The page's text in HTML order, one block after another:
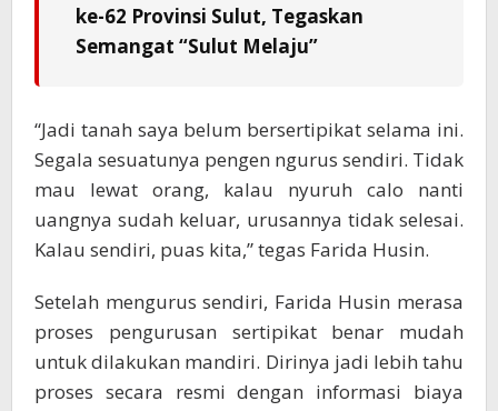
ke-62 Provinsi Sulut, Tegaskan
Semangat “Sulut Melaju”
“Jadi tanah saya belum bersertipikat selama ini.
Segala sesuatunya pengen ngurus sendiri. Tidak
mau lewat orang, kalau nyuruh calo nanti
uangnya sudah keluar, urusannya tidak selesai.
Kalau sendiri, puas kita,” tegas Farida Husin.
Setelah mengurus sendiri, Farida Husin merasa
proses pengurusan sertipikat benar mudah
untuk dilakukan mandiri. Dirinya jadi lebih tahu
proses secara resmi dengan informasi biaya